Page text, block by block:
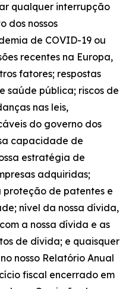
qualquer interrupção
dos nossos
de COVID-19 ou
recentes na Europa,
fatores; respostas
saúde pública; riscos de
nas leis,
do governo dos
capacidade de
estratégia de
adquiridas;
proteção de patentes e
nível da nossa dívida,
a nossa dívida e as
de dívida; e quaisquer
nosso Relatório Anual
fiscal encerrado em